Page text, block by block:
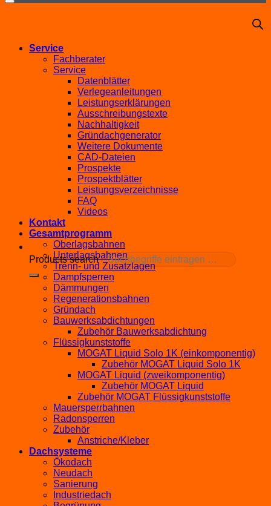
Products search
Service
Fachberater
Service
Datenblätter
Verlegeanleitungen
Leistungserklärungen
Ausschreibungstexte
Nachhaltigkeit
Gründachgenerator
Weitere Dokumente
CAD-Dateien
Prospekte
Prospektblätter
Leistungsverzeichnisse
FAQ
Videos
Kontakt
Gesamtprogramm
Oberlagsbahnen
Unterlagsbahnen
Trenn- und Zusatzlagen
Dampfsperren
Dämmungen
Regenerationsbahnen
Gründach
Bauwerksabdichtungen
Zubehör Bauwerksabdichtung
Flüssigkunststoffe
MOGAT Liquid Solo 1K (einkomponentig)
Zubehör MOGAT Liquid Solo 1K
MOGAT Liquid (zweikomponentig)
Zubehör MOGAT Liquid
Zubehör MOGAT Flüssigkunststoffe
Mauersperrbahnen
Radonsperren
Zubehör
Anstriche/Kleber
Dachsysteme
Ökodach
Neudach
Sanierung
Industriedach